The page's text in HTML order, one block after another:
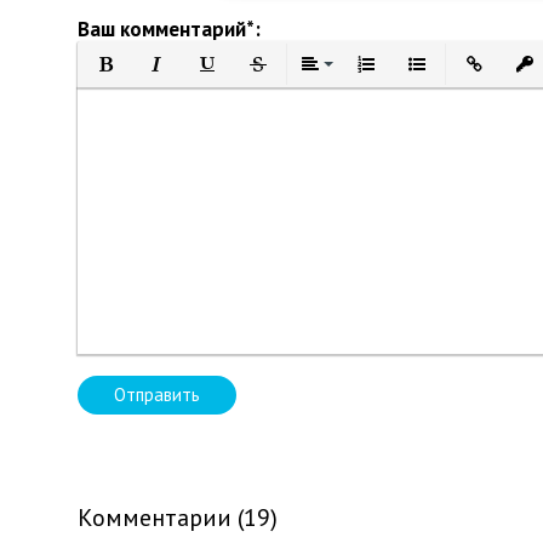
Ваш комментарий*:
Полужирный
КурсивПодчеркнутый
ЗачеркнутыйВыравнивание
Нумерованный список
Маркированный
Вставить
Отправить
Комментарии (19)